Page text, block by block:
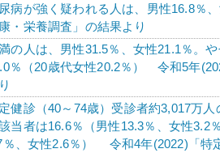
病が強く疑われる人は、男性16.8％
・栄養調査」の結果より
の人は、男性31.5％、女性21.1％。
％（20歳代女性20.2％） 令和5年
健診（40～74歳）受診者約3,017万
当者は16.6％（男性13.3％、女性3.2
％、女性2.6％） 令和4年(2022)「特